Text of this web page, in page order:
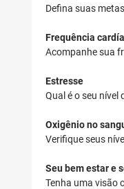
Defina suas
Frequência
Acompanhe sua
Estresse
Qual é o seu nível
Oxigênio no
Verifique seus
Seu bem estar e
Tenha uma visão